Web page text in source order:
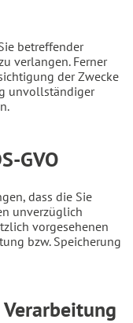
betreffender
verlangen. Ferner
der Zwecke
unvollständiger
GVO
dass die Sie
unverzüglich
vorgesehenen
bzw. Speicherung